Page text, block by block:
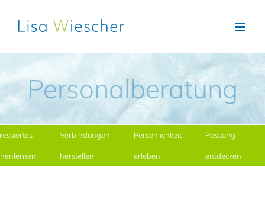
Inhalt
springen
Personalberatung
Verbindungen
herstellen
Persönlichkeit
erleben
Passung
entdecken